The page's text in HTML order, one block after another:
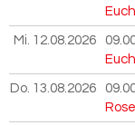
Mi. 12.08.2026
Do. 13.08.2026